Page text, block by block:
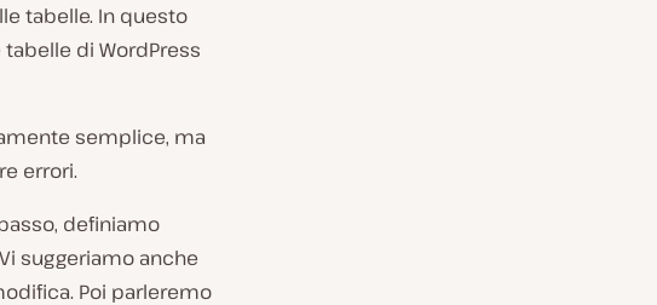
tabelle. In questo
di WordPress
semplice, ma
errori.
definiamo
suggeriamo anche
Poi parleremo